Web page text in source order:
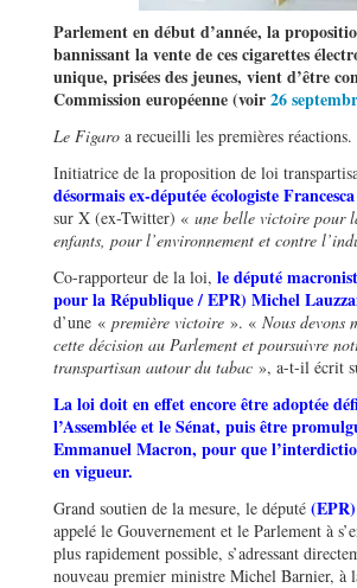
Parlement en début d’année, la
bannissant la vente de ces cigarettes
unique, prisées des jeunes, vient d’être
Commission européenne (voir26
Le Figaro a recueilli les premières réactions.
Initiatrice de la proposition de loi
désormais ex-députéeécologiste
sur X (ex-Twitter) « une belle victoire pour
enfants, pour l’environnement et contre
Co-rapporteur de la loi, le député
pour la République / EPR) Michel
d’une « première victoire ». « Nous devons
cette décision au Parlement et poursuivre
transpartisan autour du tabac », a-t-il écrit
La loi doit en effet encoreêtre adoptée d
l’Assemblée et le Sénat, puisêtre
Emmanuel Macron, pour que l’
en vigueur.
Grand soutien de la mesure, le député (EPR)
appelé le Gouvernement et le Parlement à
plus rapidement possible, s’adressant
nouveau premier ministre Michel Barnier, à